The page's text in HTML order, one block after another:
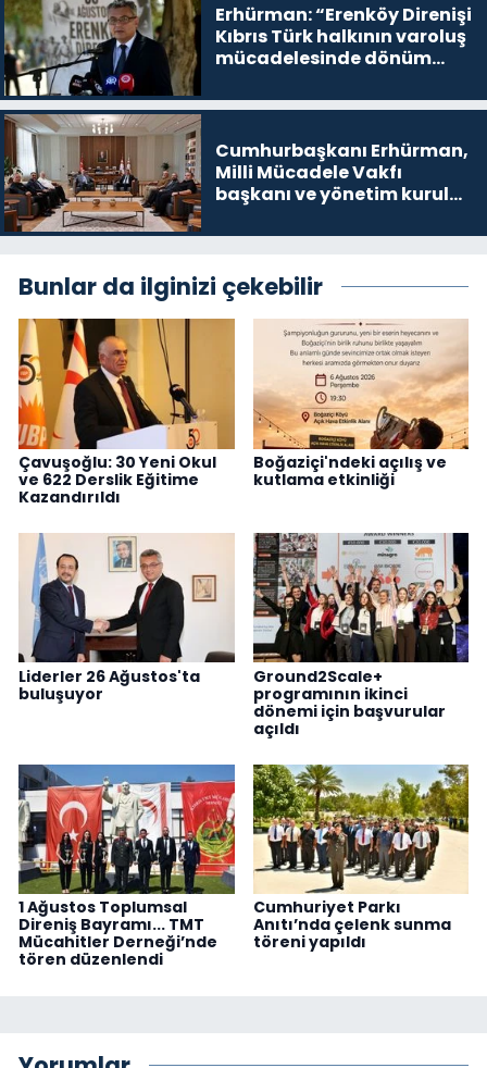
Erhürman: “Erenköy Direnişi
Kıbrıs Türk halkının varoluş
mücadelesinde dönüm
Cumhurbaşkanı Erhürman,
Milli Mücadele Vakfı
başkanı ve yönetim kurulu
Bunlar da ilginizi çekebilir
Çavuşoğlu: 30 Yeni Okul
ve 622 Derslik Eğitime
Kazandırıldı
Boğaziçi'ndeki açılış ve
kutlama etkinliği
Liderler 26 Ağustos'ta
buluşuyor
Ground2Scale+
programının ikinci
dönemi için başvurular
açıldı
1 Ağustos Toplumsal
Direniş Bayramı... TMT
Mücahitler Derneği’nde
tören düzenlendi
Cumhuriyet Parkı
Anıtı’nda çelenk sunma
töreni yapıldı